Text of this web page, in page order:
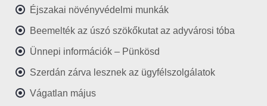
Éjszakai növényvédelmi munkák
Beemelték az úszó szökőkutat az adyvárosi tóba
Ünnepi információk – Pünkösd
Szerdán zárva lesznek az ügyfélszolgálatok
Vágatlan május